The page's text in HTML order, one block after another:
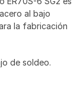
al bajo
la fabricación
de soldeo.